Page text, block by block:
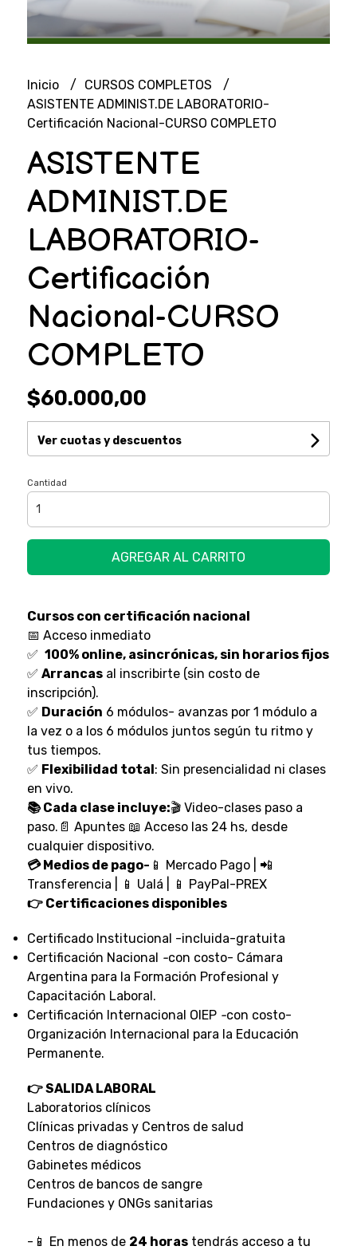
Inicio
CURSOS COMPLETOS
ASISTENTE ADMINIST.DE LABORATORIO-
Certificación Nacional-CURSO COMPLETO
ASISTENTE
ADMINIST.DE
LABORATORIO-
Certificación
Nacional-CURSO
COMPLETO
$60.000,00
Ver cuotas y descuentos
Cantidad
AGREGAR AL CARRITO
Cursos con certificación nacional
📅 Acceso inmediato
✅ 100% online, asincrónicas, sin horarios fijos
✅ Arrancasal inscribirte (sin costo de
inscripción).
✅ Duración 6 módulos- avanzas por 1 módulo a
la vez o a los 6 módulos juntos según tu ritmo y
tus tiempos.
✅ Flexibilidad total: Sin presencialidad ni clases
en vivo.
📚 Cada clase incluye:🎬 Video-clases paso a
paso.📄 Apuntes 📖 Acceso las 24 hs, desde
cualquier dispositivo.
💳 Medios de pago- 📱 Mercado Pago | 📲
Transferencia | 📱 Ualá | 📱 PayPal-PREX
👉 Certificaciones disponibles
Certificado Institucional -incluida-gratuita
Certificación Nacional -con costo- Cámara
Argentina para la Formación Profesional y
Capacitación Laboral.
Certificación Internacional OIEP -con costo-
Organización Internacional para la Educación
Permanente.
👉 SALIDA LABORAL
Laboratorios clínicos
Clínicas privadas y Centros de salud
Centros de diagnóstico
Gabinetes médicos
Centros de bancos de sangre
Fundaciones y ONGs sanitarias
-📱 En menos de 24 horastendrás acceso a tu